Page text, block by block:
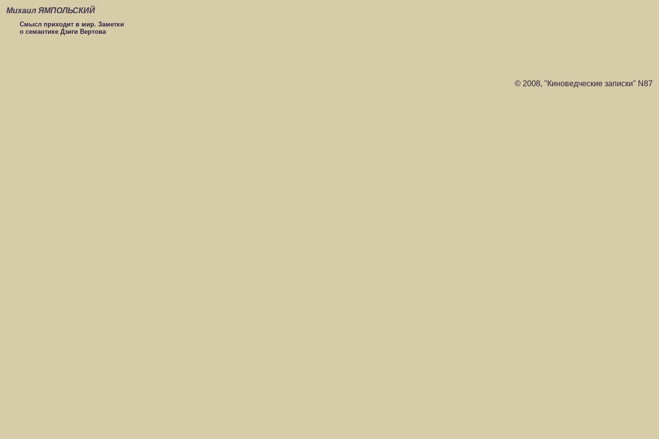
Михаил ЯМПОЛЬСКИЙ
Смысл приходит в мир. Заметки
о семантике Дзиги Вертова
© 2008, "Киноведческие записки" N87